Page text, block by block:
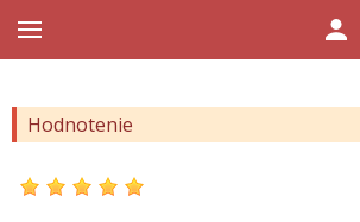
Hodnotenie